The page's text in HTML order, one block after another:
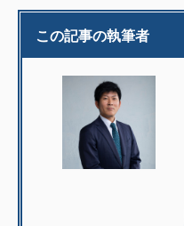
この記事の執筆者